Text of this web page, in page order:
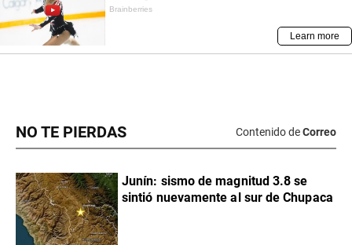
NO TE PIERDAS Contenido deCorreo
Junín: sismo de magnitud 3.8 se
sintió nuevamente al sur de Chupaca